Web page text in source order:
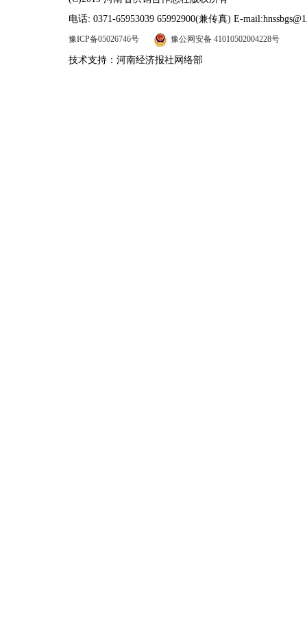
电话: 0371-65953039 65992900(兼传真) E-
豫ICP备05026746号 豫公网安备 41010502004228号
技术支持：河南经济报社网络部